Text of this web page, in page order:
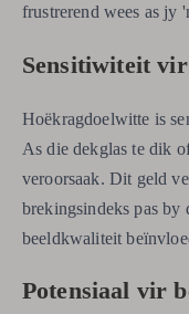
frustrerend wees as jy
Sensitiwiteit
Hoëkragdoelwitte is
As die dekglas te dik
veroorsaak. Dit geld
brekingsindeks pas by
beeldkwaliteit
Potensiaal vir